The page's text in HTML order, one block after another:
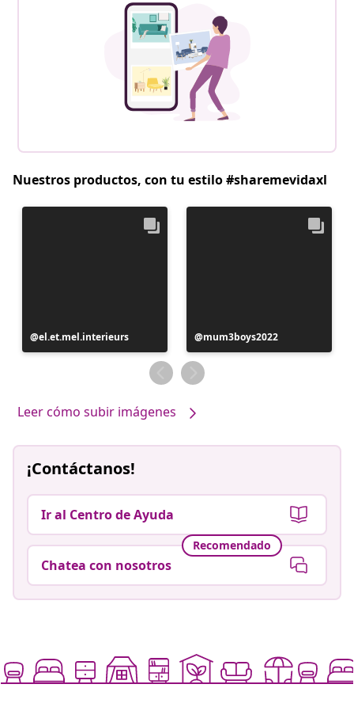
Nuestros productos, con tu estilo #sharemevidaxl
Publicación
realizada
el.et.mel.interieurs
Publicación
realizada
por
mum3boys2022
Leer cómo subir imágenes
¡Contáctanos!
Ir al Centro de Ayuda
Recomendado
Chatea con nosotros